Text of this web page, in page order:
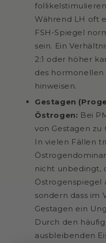
Während LH oft
FSH-Spiegel
sein. Ein
2:1 oder höher
des hormonellen
hinweisen.
Gestagen
Östrogen: Bei
von Gestagen
In vielen Fällen
nicht unbedingt,
Östrogenspiegel
sondern dass im
Gestagen ein
Durch den
ausbleibenden